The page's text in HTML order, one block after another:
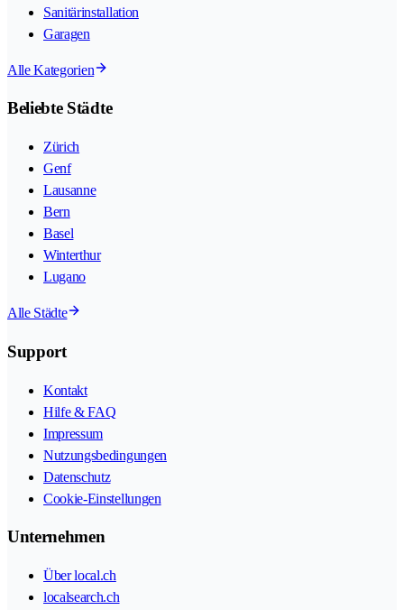
Sanitärinstallation
Garagen
Alle Kategorien
Beliebte Städte
Zürich
Genf
Lausanne
Bern
Basel
Winterthur
Lugano
Alle Städte
Support
Kontakt
Hilfe & FAQ
Impressum
Nutzungsbedingungen
Datenschutz
Cookie-Einstellungen
Unternehmen
Über local.ch
localsearch.ch